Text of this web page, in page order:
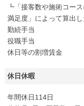
┗「接客数や施術コー
満足度」によって算出
勤続手当
役職手当
休日等の割増賃金
休日休暇
年間休日114日